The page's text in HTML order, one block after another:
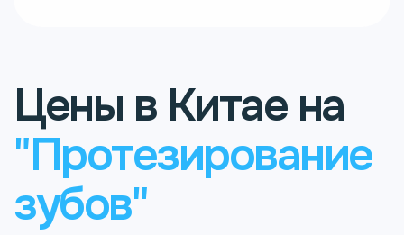
Цены в Китае на
"Протезирование
зубов"